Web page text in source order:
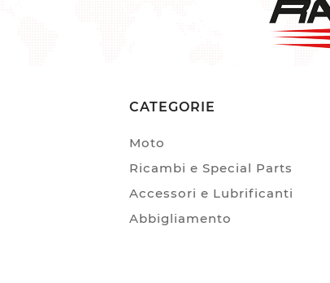
CATEGORIE
Moto
Ricambi e Special Parts
Accessori e Lubrificanti
Abbigliamento